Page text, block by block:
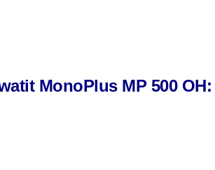
MonoPlus MP 500 OH: